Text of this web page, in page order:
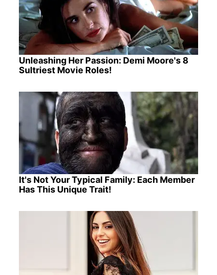
Unleashing Her Passion: Demi Moore's 8
Sultriest Movie Roles!
It's Not Your Typical Family: Each Member
Has This Unique Trait!